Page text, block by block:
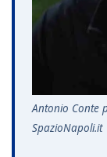
Antonio Conte
SpazioNapoli.it